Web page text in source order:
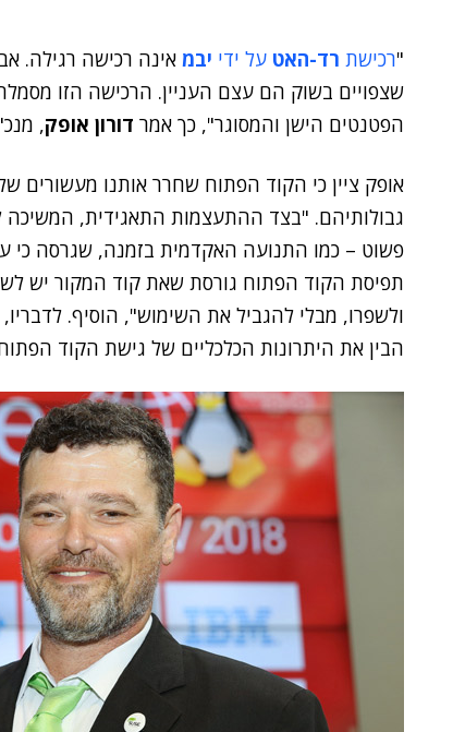
"רכישת רד-האט על ידי יבמ אינה רכישה רגילה.
שצפויים בשוק הם עצם העניין. הרכישה הזו
הפטנטים הישן והמסוגר", כך אמר דורון אופק,
אופק ציין כי הקוד הפתוח שחרר אותנו מעשורים
גבולותיהם. "בצד ההתעצמות התאגידית,
פשוט – כמו התנועה האקדמית בזמנה, שגרסה כי
תפיסת הקוד הפתוח גורסת שאת קוד המקור יש
ולשפרו, מבלי להגביל את השימוש", הוסיף.
הבין את היתרונות הכלכליים של גישת הקוד